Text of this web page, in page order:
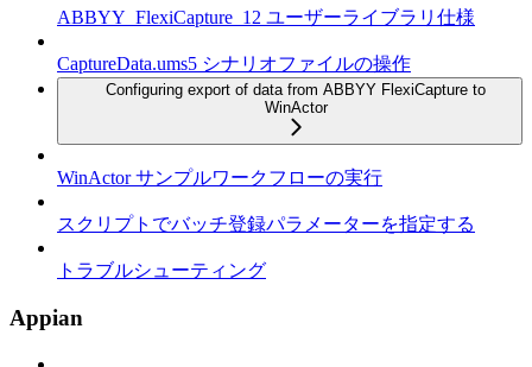
ABBYY_FlexiCapture_12 ユーザーライブラリ仕様
CaptureData.ums5 シナリオファイルの操作
Configuring export of data from ABBYY FlexiCapture to
WinActor
WinActor サンプルワークフローの実行
スクリプトでバッチ登録パラメーターを指定する
トラブルシューティング
Appian